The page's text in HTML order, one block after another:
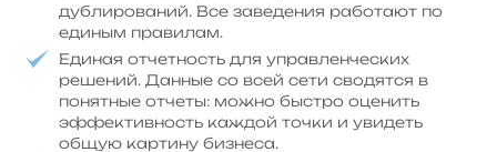
дублирований. Все заведения работают по
единым правилам.
Единая отчетность для управленческих
решений. Данные со всей сети сводятся в
понятные отчеты: можно быстро оценить
эффективность каждой точки и увидеть
общую картину бизнеса.